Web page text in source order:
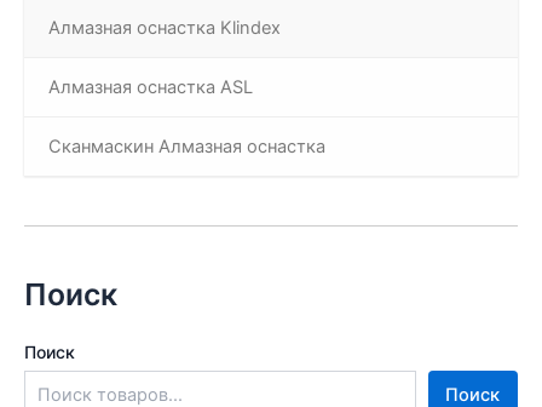
Алмазная оснастка Klindex
Алмазная оснастка ASL
Сканмаскин Алмазная оснастка
Поиск
Поиск
Поиск